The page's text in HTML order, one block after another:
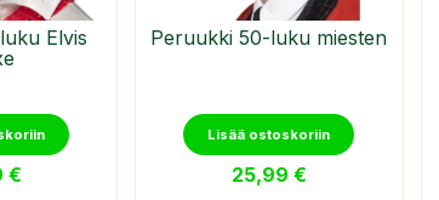
Elvis
€
Peruukki 50-luku miesten
Lisää ostoskoriin
25,99 €